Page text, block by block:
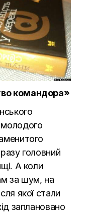
командора»
молодого
головний
А коли
за шум, на
якої стали
заплановано